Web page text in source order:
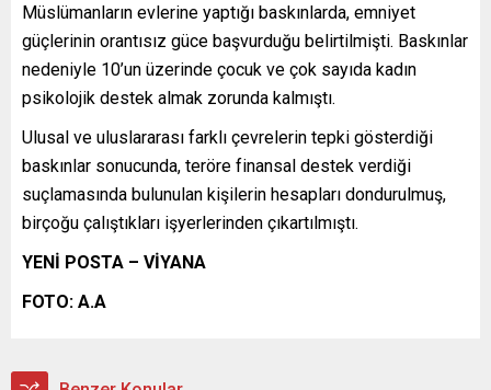
Müslümanların evlerine yaptığı baskınlarda, emniyet
güçlerinin orantısız güce başvurduğu belirtilmişti. Baskınlar
nedeniyle 10’un üzerinde çocuk ve çok sayıda kadın
psikolojik destek almak zorunda kalmıştı.
Ulusal ve uluslararası farklı çevrelerin tepki gösterdiği
baskınlar sonucunda, teröre finansal destek verdiği
suçlamasında bulunulan kişilerin hesapları dondurulmuş,
birçoğu çalıştıkları işyerlerinden çıkartılmıştı.
YENİ POSTA – VİYANA
FOTO: A.A